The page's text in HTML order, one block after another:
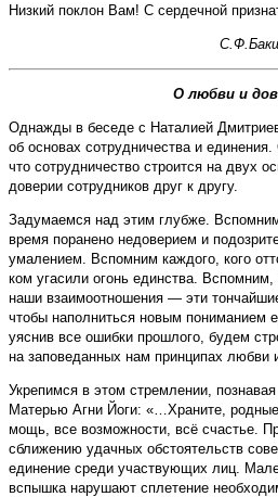
Низкий поклон Вам! С сердечной
О любви и
Однажды в беседе с Наталией
об основах сотрудничества и
что сотрудничество строится на двух
доверии сотрудников друг к другу.
Задумаемся над этим глубже.
время поранено недоверием и
умалением. Вспомним каждого, кого
ком угасили огонь единства.
наши взаимоотношения — эти
чтобы наполниться новым пониманием
уяснив все ошибки прошлого, будем
на заповеданных нам принципах любви
Укрепимся в этом стремлении,
Матерью Агни Йоги: «…Храните,
мощь, все возможности, всё счастье.
сближению удачных обстоятельств
единение среди участвующих лиц.
вспышка нарушают сплетение